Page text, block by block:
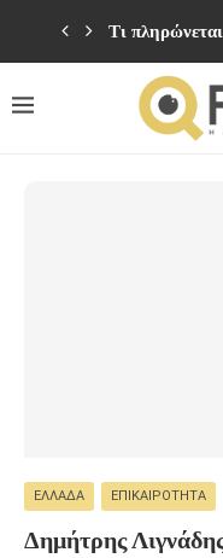
Τι
ΕΛΛΆΔΑ ΕΠΙΚΑΙΡΌΤΗΤΑ
Δημήτρης